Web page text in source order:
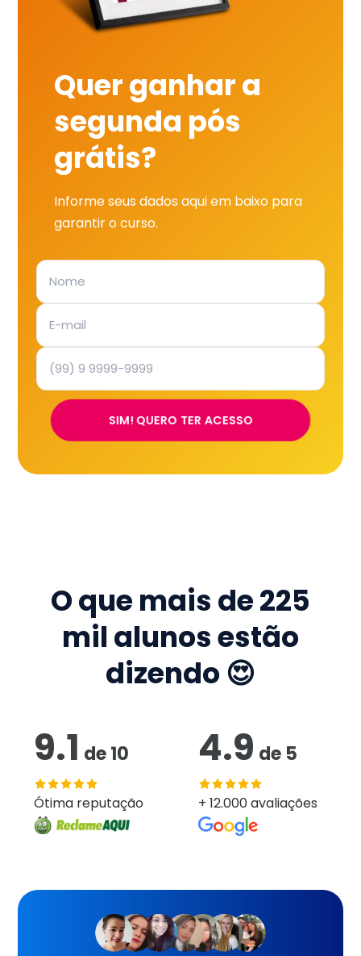
Quer ganhar a
segunda pós
grátis?
Informe seus dados aqui em baixo para
garantir o curso.
SIM! QUERO TER ACESSO
O que mais de225
mil alunos estão
dizendo 😍
9.1 de10
Ótima reputação
4.9 de 5
+ 12.000 avaliações